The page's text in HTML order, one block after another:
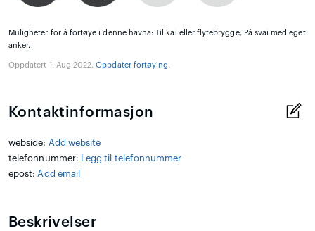
Muligheter for å fortøye i denne havna: Til kai eller flytebrygge, På svai med eget
anker.
Oppdatert 1. Aug 2022.Oppdater fortøying.
Kontaktinformasjon
webside: Add website
telefonnummer:
Legg til telefonnummer
epost: Add email
Beskrivelser